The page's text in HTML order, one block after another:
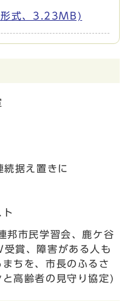
式、3.23MB)
据え置きに
邦市民学習会、鹿ケ谷
賞、障害がある人も
ちを、市長のふるさ
高齢者の見守り協定)